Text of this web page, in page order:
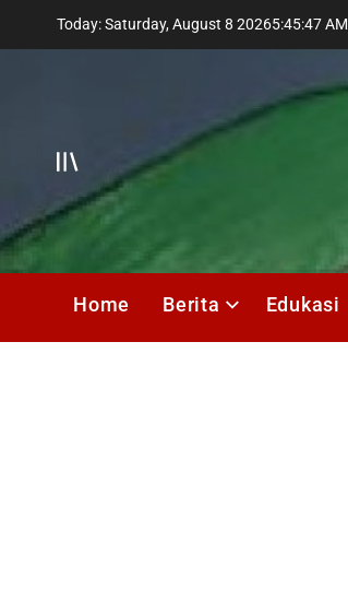
Today: Saturday, August 8 20265:45:48AM
Offcanvas
Home Berita Edukasi